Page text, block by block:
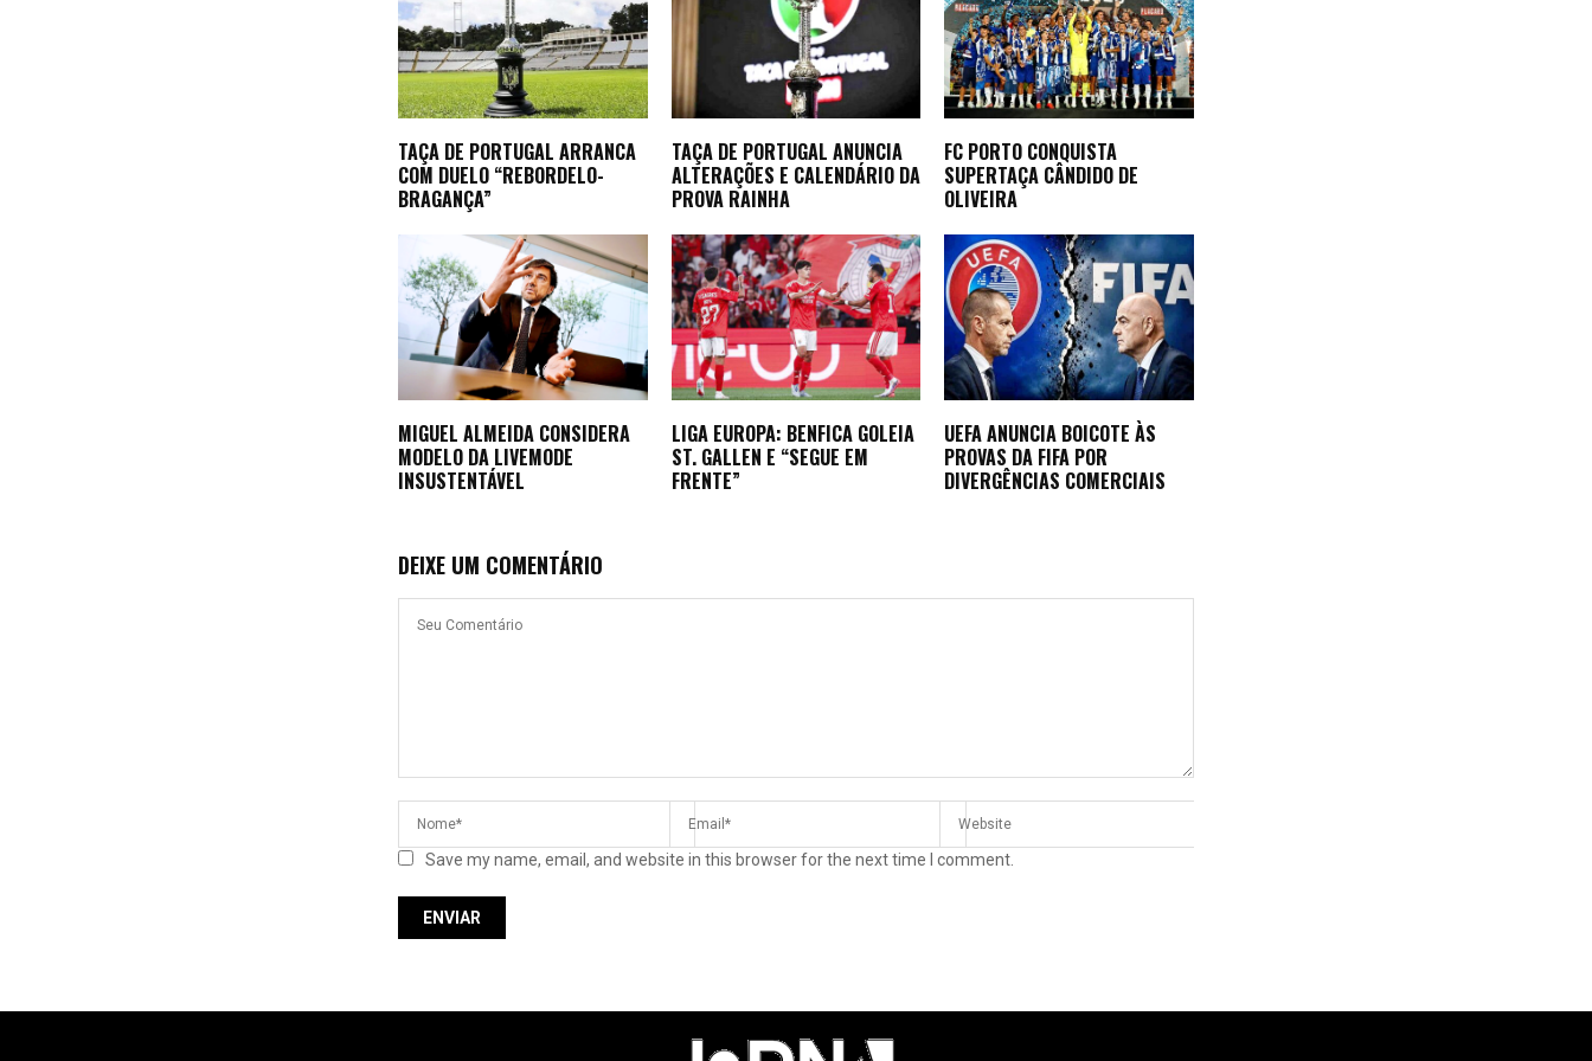
TAÇA DE PORTUGAL ARRANCA
COM DUELO “REBORDELO-
BRAGANÇA”
TAÇA DE PORTUGAL ANUNCIA
ALTERAÇÕES E CALENDÁRIO DA
PROVA RAINHA
FC PORTO CONQUISTA
SUPERTAÇA CÂNDIDO DE
OLIVEIRA
MIGUEL ALMEIDA CONSIDERA
MODELO DA LIVEMODE
INSUSTENTÁVEL
LIGA EUROPA: BENFICA GOLEIA
ST. GALLEN E “SEGUE EM
FRENTE”
UEFA ANUNCIA BOICOTE ÀS
PROVAS DA FIFA POR
DIVERGÊNCIAS COMERCIAIS
DEIXE UM COMENTÁRIO
Save my name, email, and website in this browser for the next time I comment.